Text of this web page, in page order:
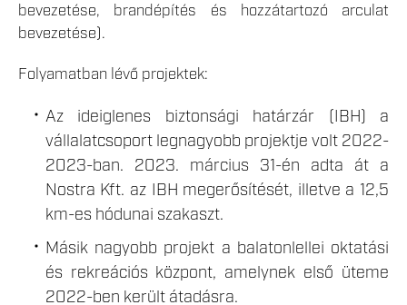
bevezetése, brandépítés és hozzátartozó arculat
bevezetése).
Folyamatban lévő projektek:
Az ideiglenes biztonsági határzár (IBH) a
vállalatcsoport legnagyobb projektje volt 2022-
2023-ban. 2023. március 31-én adta át a
Nostra Kft. az IBH megerősítését, illetve a 12,5
km-es hódunai szakaszt.
Másik nagyobb projekt a balatonlellei oktatási
és rekreációs központ, amelynek első üteme
2022-ben került átadásra.